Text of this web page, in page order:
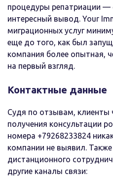
процедуры репатриации —
интересный вывод. Your
миграционных услуг
еще до того, как был
компания более опытная,
на первый взгляд.
Контактные данные
Судя по отзывам,
получения консультации
номера +79268233824
компании не выявил.
дистанционного
другие каналы связи: